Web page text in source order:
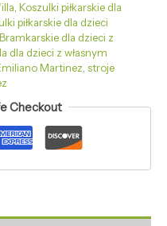
Koszulki piłkarskie dla
piłkarskie dla dzieci
dla dzieci z
dla dzieci z własnym
Martinez stroje
Checkout